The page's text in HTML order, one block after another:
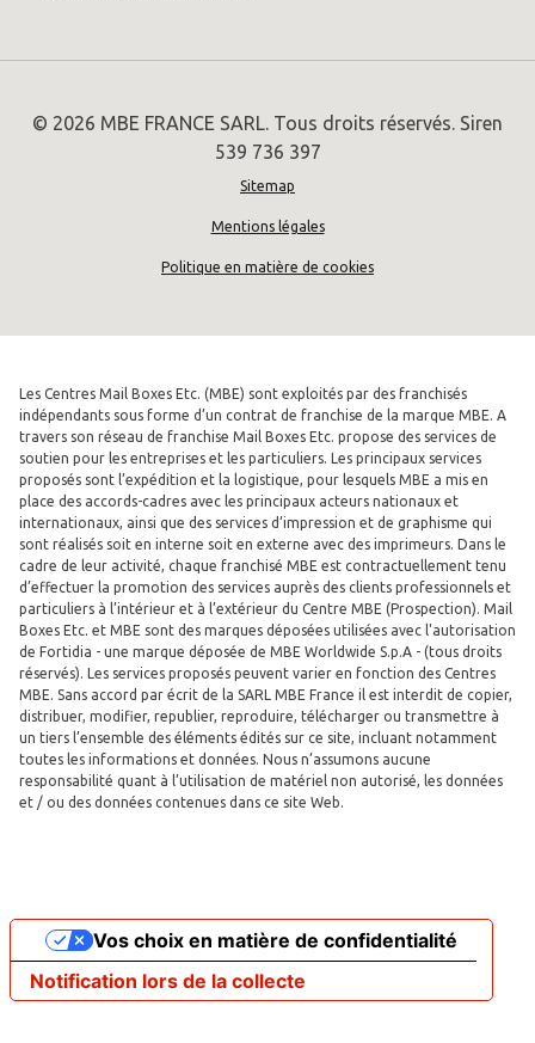
© 2026 MBE FRANCE SARL. Tous droits réservés. Siren
539 736 397
Sitemap
Mentions légales
Politique en matière de cookies
Les Centres Mail Boxes Etc. (MBE) sont exploités par des franchisés
indépendants sous forme d’un contrat de franchise de la marque MBE. A
travers son réseau de franchise Mail Boxes Etc. propose des services de
soutien pour les entreprises et les particuliers. Les principaux services
proposés sont l’expédition et la logistique, pour lesquels MBE a mis en
place des accords-cadres avec les principaux acteurs nationaux et
internationaux, ainsi que des services d’impression et de graphisme qui
sont réalisés soit en interne soit en externe avec des imprimeurs. Dans le
cadre de leur activité, chaque franchisé MBE est contractuellement tenu
d’effectuer la promotion des services auprès des clients professionnels et
particuliers à l’intérieur et à l’extérieur du Centre MBE (Prospection). Mail
Boxes Etc. et MBE sont des marques déposées utilisées avec l'autorisation
de Fortidia - une marque déposée de MBE Worldwide S.p.A - (tous droits
réservés). Les services proposés peuvent varier en fonction des Centres
MBE. Sans accord par écrit de la SARL MBE France il est interdit de copier,
distribuer, modifier, republier, reproduire, télécharger ou transmettre à
un tiers l’ensemble des éléments édités sur ce site, incluant notamment
toutes les informations et données. Nous n’assumons aucune
responsabilité quant à l’utilisation de matériel non autorisé, les données
et / ou des données contenues dans ce site Web.
Notification lors de la collecte
Vos choix en matière de confidentialité